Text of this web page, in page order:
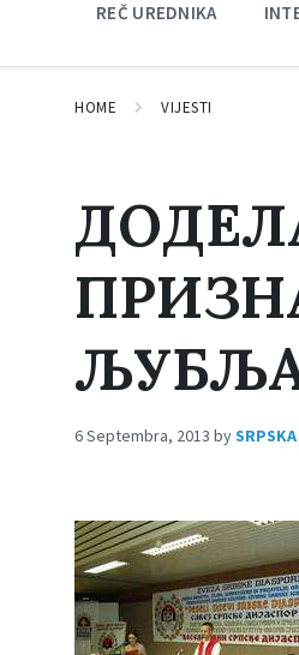
REČ UREDNIKA
HOME VIJESTI
6 Septembra, 2013 by